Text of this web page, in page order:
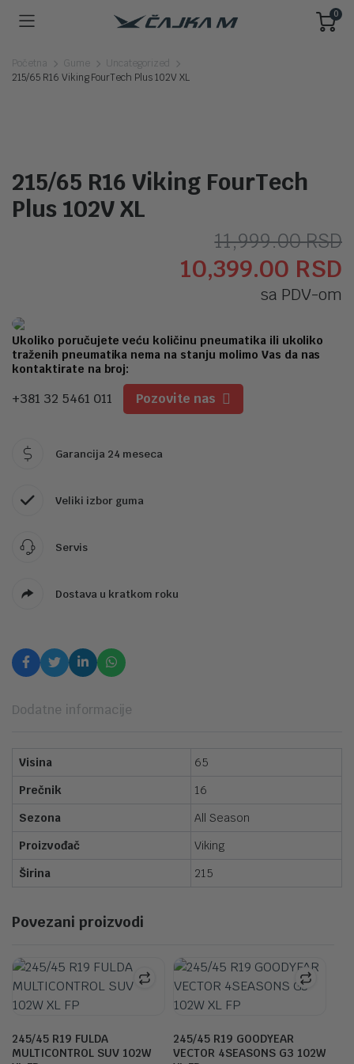
0
Početna Gume
Uncategorized
215/65 R16 Viking FourTech Plus 102V XL
215/65 R16 Viking FourTech
Plus 102V XL
11,999.00RSD
10,399.00 RSD
sa PDV-om
Ukoliko poručujete veću količinu pneumatika ili ukoliko
traženih pneumatika nema na stanju molimo Vas da nas
kontaktirate na broj:
+381 32 5461 011 Pozovite nas
Garancija 24 meseca
Veliki izbor guma
Servis
Dostava u kratkom roku
Dodatne informacije
Visina
65
Prečnik
16
Sezona
All Season
Proizvođač
Viking
Širina
215
Povezani proizvodi
245/45 R19 FULDA
MULTICONTROL SUV 102W
245/45 R19 GOODYEAR
VECTOR 4SEASONS G3 102W